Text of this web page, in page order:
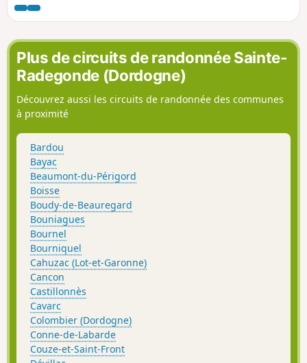
Lalinde, et autant au Sud-Ouest du Buisson-de-
Cadouin. Molières est une petite bastide
champêtre fondée en 1284 par Jean de Grailly, sur
les ordres d’Edouard Ier Roi d’Angleterre.Il est
facile de découvrir tous les caractères d’une
bastide, en flânant dans ses charmants «
Carreyrous » Molières. Bastide du
Périgord. Jumelée avec Obenheim (Bas-Rhin)
Sources : Wikipédia, Mairie de Molières sans
oublier les Amis de la Bastide de Molières.
Plus de circuits de randonnée Sainte-
Radegonde (Dordogne)
Découvrez aussi les circuits de randonnée des communes
à proximité
Bardou
Bayac
Beaumont-du-Périgord
Boisse
Boudy-de-Beauregard
Bouniagues
Bournel
Bourniquel
Cahuzac (Lot-et-Garonne)
Cancon
Castillonnès
Cavarc
Colombier (Dordogne)
Conne-de-Labarde
Couze-et-Saint-Front